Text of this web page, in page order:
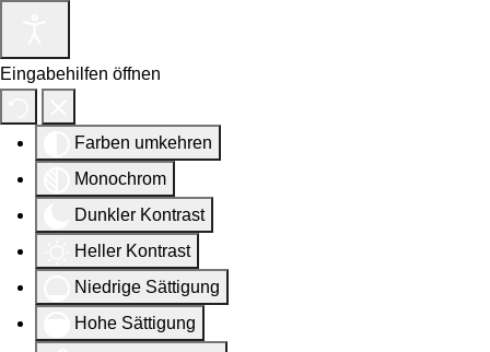
Eingabehilfen öffnen
Farben umkehren
Monochrom
Dunkler Kontrast
Heller Kontrast
Niedrige Sättigung
Hohe Sättigung